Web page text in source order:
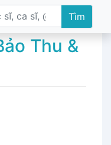
Tìm
Thu &